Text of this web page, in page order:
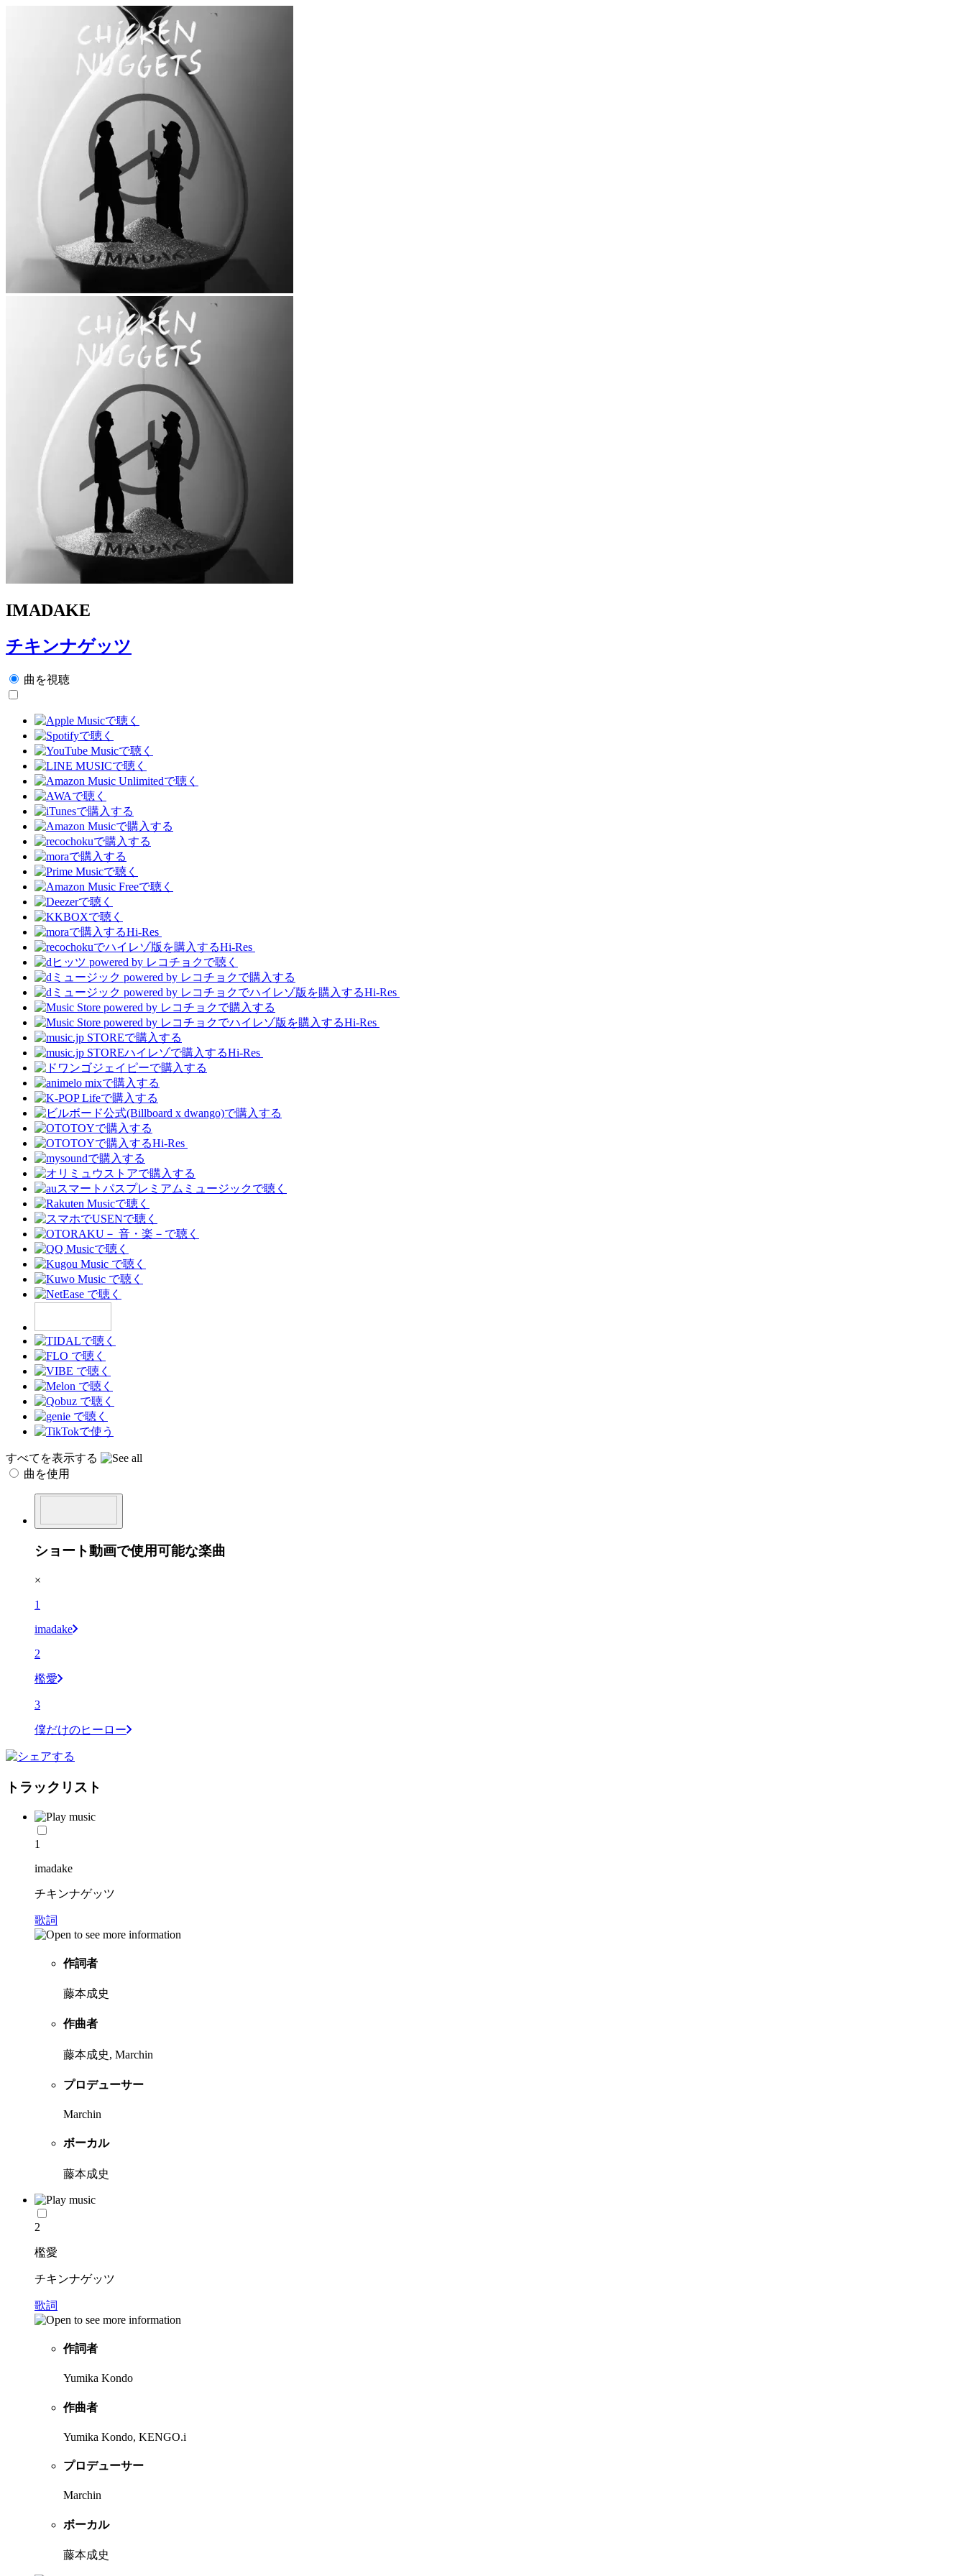
IMADAKE
チキンナゲッツ
曲を視聴
Hi-Res
Hi-Res
Hi-Res
Hi-Res
Hi-Res
Hi-Res
すべてを表示する
曲を使用
ショート動画で使用可能な楽曲
×
1
imadake
2
檻愛
3
僕だけのヒーロー
トラックリスト
1
imadake
チキンナゲッツ
歌詞
作詞者
藤本成史
作曲者
藤本成史, Marchin
プロデューサー
Marchin
ボーカル
藤本成史
2
檻愛
チキンナゲッツ
歌詞
作詞者
Yumika Kondo
作曲者
Yumika Kondo, KENGO.i
プロデューサー
Marchin
ボーカル
藤本成史